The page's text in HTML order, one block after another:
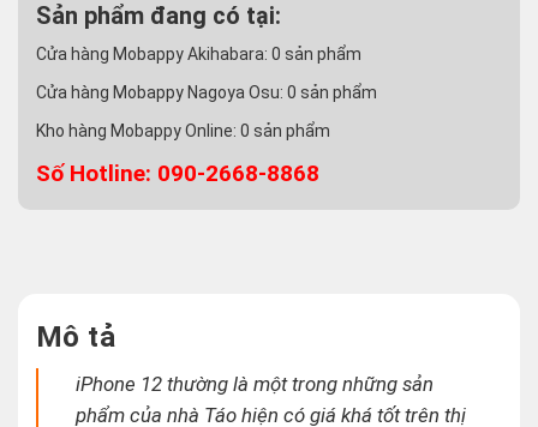
Sản phẩm đang có tại:
Cửa hàng Mobappy Akihabara: 0 sản phẩm
Cửa hàng Mobappy Nagoya Osu: 0 sản phẩm
Kho hàng Mobappy Online: 0 sản phẩm
Số Hotline: 090-2668-8868
Mô tả
iPhone 12 thường là một trong những sản
phẩm của nhà Táo hiện có giá khá tốt trên thị